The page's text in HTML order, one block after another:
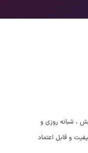
، شبانه روزی و
و قابل اعتماد